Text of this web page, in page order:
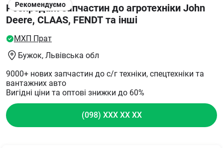
Рекомендуємо
Розпродаж запчастин до агротехніки John
Deere, CLAAS, FENDT та інші
МХП Прат
Бужок, Львівська обл
9000+ нових запчастин до с/г техніки, спецтехніки та
вантажних авто
Вигідні ціни та оптові знижки до 60%
(098) XXX XX XX